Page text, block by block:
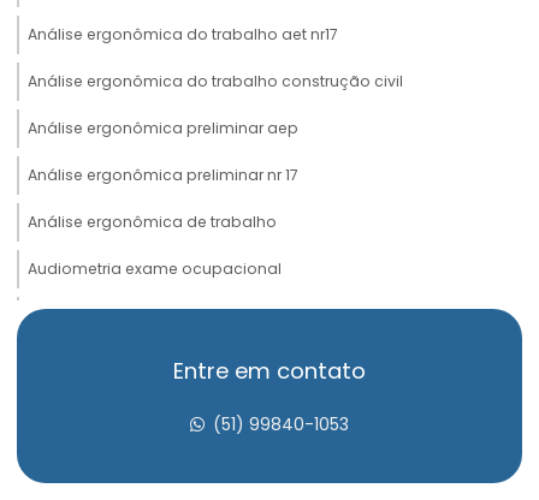
Análise ergonômica do trabalho aet nr17
Análise ergonômica do trabalho construção civil
Análise ergonômica preliminar aep
Análise ergonômica preliminar nr 17
Análise ergonômica de trabalho
Audiometria exame ocupacional
Avaliação de insalubridade
Avaliação psicossocial admissional
Entre em contato
(51) 99840-1053